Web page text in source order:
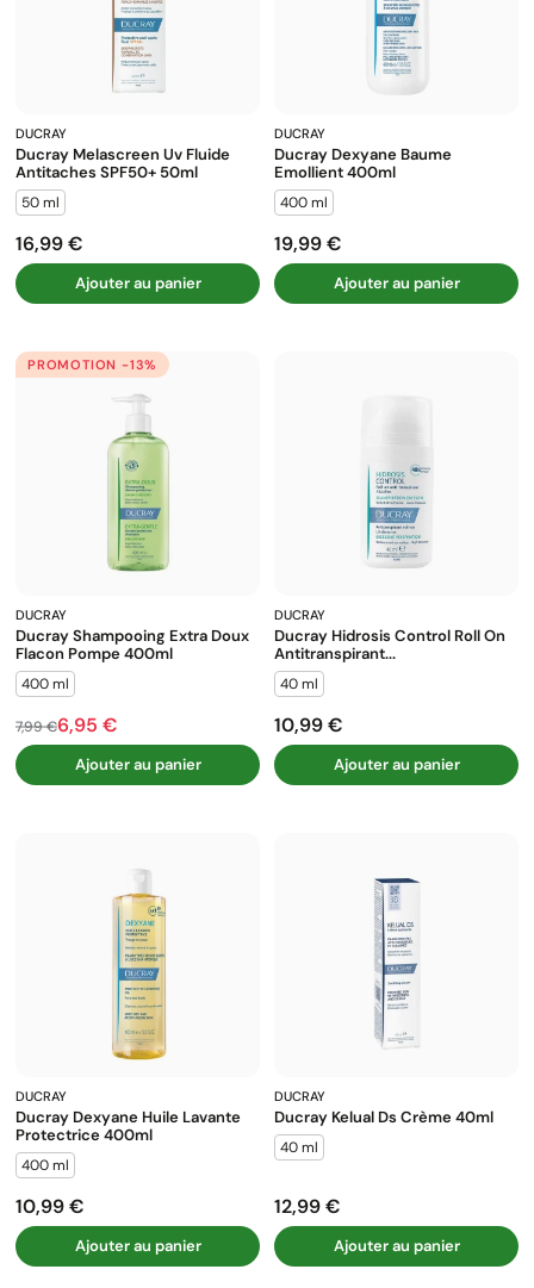
DUCRAY
Ducray Melascreen Uv Fluide
Antitaches SPF50+ 50ml
50 ml
Prix
16,99 €
Ajouter au panier
DUCRAY
Ducray Dexyane Baume
Emollient 400ml
400 ml
Prix
19,99 €
Ajouter au panier
PROMOTION -13%
DUCRAY
Ducray Shampooing Extra Doux
Flacon Pompe 400ml
400 ml
Prix de base
7,99 €
Prix 6,95 €
Ajouter au panier
DUCRAY
Ducray Hidrosis Control Roll On
Antitranspirant...
40 ml
Prix
10,99 €
Ajouter au panier
DUCRAY
Ducray Dexyane Huile Lavante
Protectrice 400ml
400 ml
Prix
10,99 €
Ajouter au panier
DUCRAY
Ducray Kelual Ds Crème 40ml
40 ml
Prix
12,99 €
Ajouter au panier